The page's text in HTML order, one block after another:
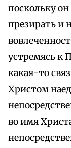
поскольку
презирать и
устремясь к
какая-то
Христом
во имя